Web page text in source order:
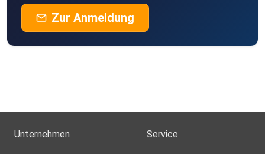
Zur Anmeldung
Unternehmen Service